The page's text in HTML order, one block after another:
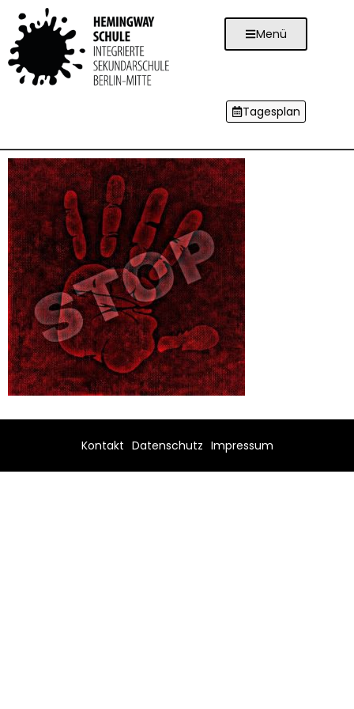
Menü
Tagesplan
Kontakt Datenschutz Impressum